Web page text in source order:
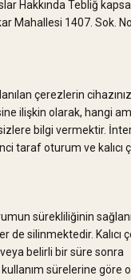
Hakkında Tebliğ
Mahallesi 1407. Sok.
çerezlerin
ilişkin olarak, hangi
sizlere bilgi vermektir.
taraf oturum ve kalıcı
sürekliliğinin
de silinmektedir.
belirli bir süre sonra
sürelerine göre